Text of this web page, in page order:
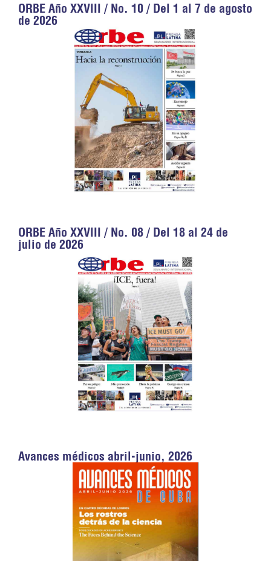
ORBE Año XXVIII / No. 10 / Del 1 al 7 de agosto
de 2026
ORBE Año XXVIII / No. 08 / Del 18 al 24 de
julio de 2026
Avances médicos abril-junio, 2026